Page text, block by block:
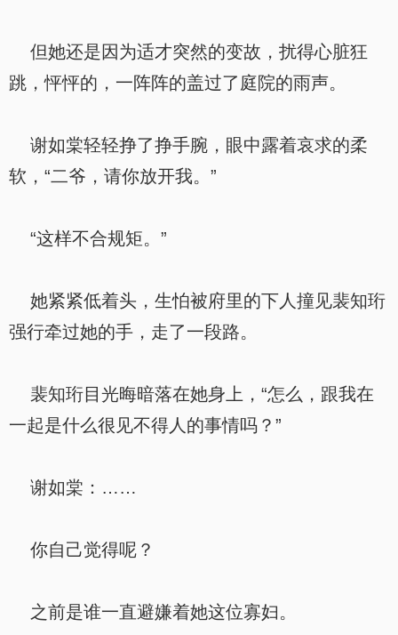
但她还是因为适才突然的变故，扰得心脏狂
跳，怦怦的，一阵阵的盖过了庭院的雨声。
谢如棠轻轻挣了挣手腕，眼中露着哀求的柔
软，“二爷，请你放开我。”
“这样不合规矩。”
她紧紧低着头，生怕被府里的下人撞见裴知珩
强行牵过她的手，走了一段路。
裴知珩目光晦暗落在她身上，“怎么，跟我在
一起是什么很见不得人的事情吗？”
谢如棠：……
你自己觉得呢？
之前是谁一直避嫌着她这位寡妇。